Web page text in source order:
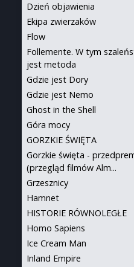
Dzień objawienia
Ekipa zwierzaków
Flow
Follemente. W tym
jest metoda
Gdzie jest Dory
Gdzie jest Nemo
Ghost in the Shell
Góra mocy
GORZKIE ŚWIĘTA
Gorzkie święta -
(przegląd filmów Alm...
Grzesznicy
Hamnet
HISTORIE RÓWNOLEGŁE
Homo Sapiens
Ice Cream Man
Inland Empire